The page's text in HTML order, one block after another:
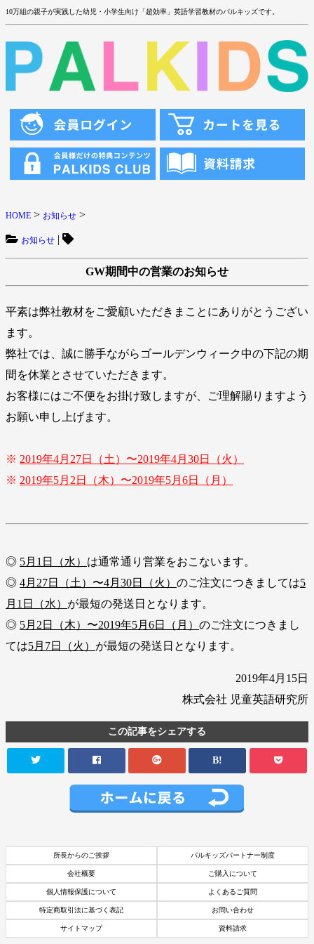
10万組の親子が実践した幼児・小学生向け「超効率」英語学習教材のパルキッズです。
HOME > お知らせ >
お知らせ |
GW期間中の営業のお知らせ
平素は弊社教材をご愛顧いただきまことにありがとうござい
ます。
弊社では、誠に勝手ながらゴールデンウィーク中の下記の期
間を休業とさせていただきます。
お客様にはご不便をお掛け致しますが、ご理解賜りますよう
お願い申し上げます。
※ 2019年4月27日（土）〜2019年4月30日（火）
※ 2019年5月2日（木）〜2019年5月6日（月）
◎ 5月1日（水） は通常通り営業をおこないます。
◎ 4月27日（土）〜4月30日（火） のご注文につきましては5
月1日（水） が最短の発送日となります。
◎ 5月2日（木）〜2019年5月6日（月） のご注文につきまし
ては5月7日（火） が最短の発送日となります。
2019年4月15日
株式会社 児童英語研究所
この記事をシェアする
B!
所長からのご挨拶 パルキッズパートナー制度
会社概要 ご購入について
個人情報保護について よくあるご質問
特定商取引法に基づく表記 お問い合わせ
サイトマップ 資料請求